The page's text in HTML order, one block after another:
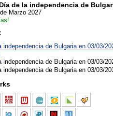
de la independencia de
Marzo 2027
independencia de Bulgaria en 03/03/
independencia de Bulgaria en 03/03/
independencia de Bulgaria en 03/03/